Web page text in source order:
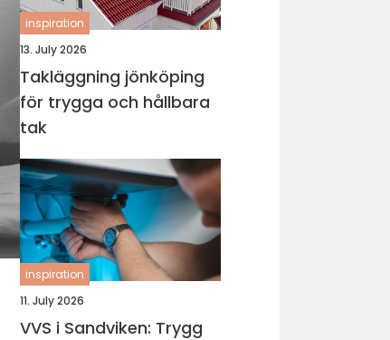
inspiration
13. July 2026
Takläggning jönköping
för trygga och hållbara
tak
inspiration
11. July 2026
VVS i Sandviken: Trygg